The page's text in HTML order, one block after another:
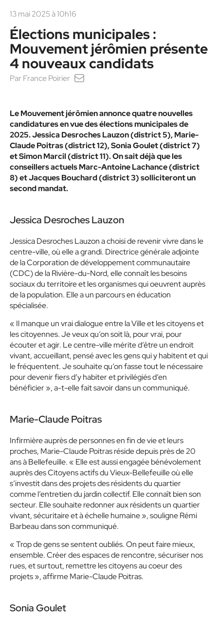
13 mai 2025 à 10h16
Élections municipales :
Mouvement jérômien présente
4 nouveaux candidats
Par France Poirier
Le Mouvement jérômien annonce quatre nouvelles
candidatures en vue des élections municipales de
2025. Jessica Desroches Lauzon (district 5), Marie-
Claude Poitras (district 12), Sonia Goulet (district 7)
et Simon Marcil (district 11). On sait déjà que les
conseillers actuels Marc-Antoine Lachance (district
8) et Jacques Bouchard (district 3) solliciteront un
second mandat.
Jessica Desroches Lauzon
Jessica Desroches Lauzon a choisi de revenir vivre dans le
centre-ville, où elle a grandi. Directrice générale adjointe
de la Corporation de développement communautaire
(CDC) de la Rivière-du-Nord, elle connaît les besoins
sociaux du territoire et les organismes qui oeuvrent auprès
de la population. Elle a un parcours en éducation
spécialisée.
« Il manque un vrai dialogue entre la Ville et les citoyens et
les citoyennes. Je veux qu’on soit là, pour vrai, pour
écouter et agir. Le centre-ville mérite d’être un endroit
vivant, accueillant, pensé avec les gens qui y habitent et qui
le fréquentent. Je souhaite qu’on fasse tout le nécessaire
pour devenir fiers d’y habiter et privilégiés d’en
bénéficier », a-t-elle fait savoir dans un communiqué.
Marie-Claude Poitras
Infirmière auprès de personnes en fin de vie et leurs
proches, Marie-Claude Poitras réside depuis près de 20
ans à Bellefeuille. « Elle est aussi engagée bénévolement
auprès des Citoyens actifs du Vieux-Bellefeuille où elle
s’investit dans des projets des résidents du quartier
comme l’entretien du jardin collectif. Elle connaît bien son
secteur. Elle souhaite redonner aux résidents un quartier
vivant, sécuritaire et à échelle humaine », souligne Rémi
Barbeau dans son communiqué.
« Trop de gens se sentent oubliés. On peut faire mieux,
ensemble. Créer des espaces de rencontre, sécuriser nos
rues, et surtout, remettre les citoyens au coeur des
projets », affirme Marie-Claude Poitras.
Sonia Goulet